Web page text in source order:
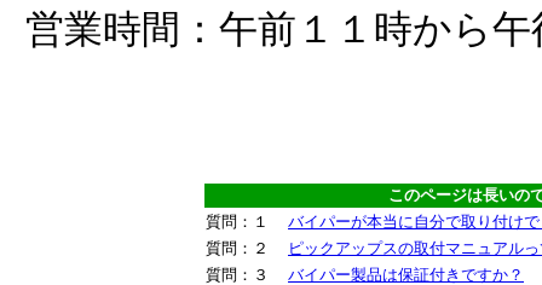
営業時間：午前１１時から
このページは長いの
質問：１ バイパーが本当に自分で取り付け
質問：２
ピックアップスの取付マニュアル
質問：３ バイパー製品は保証付きですか？